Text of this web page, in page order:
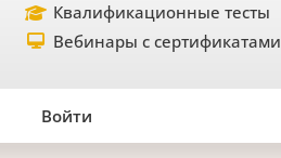
Квалификационные тесты
Вебинары с сертификатами
Войти